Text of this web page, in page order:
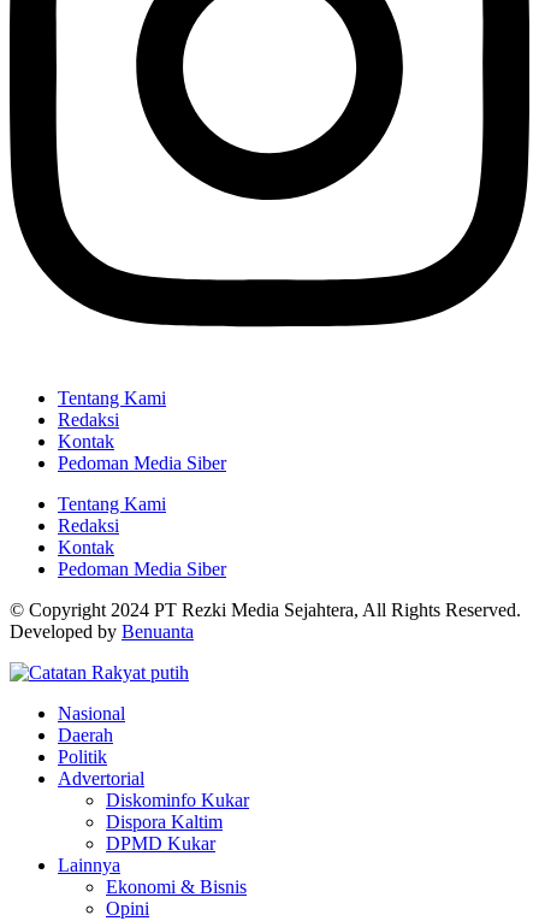
Tentang Kami
Redaksi
Kontak
Pedoman Media Siber
Tentang Kami
Redaksi
Kontak
Pedoman Media Siber
© Copyright 2024 PT Rezki Media Sejahtera, All Rights Reserved.
Developed by Benuanta
Nasional
Daerah
Politik
Advertorial
Diskominfo Kukar
Dispora Kaltim
DPMD Kukar
Lainnya
Ekonomi & Bisnis
Opini